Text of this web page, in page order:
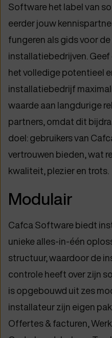
Software het label van
eerder jouw
fungeren als gids voor
installatiebedrijven. Geef
het volledige potentieel
installatiebedrijf
waarde aan langdurige
partners, omdat dit
doel: gebruikers van
vertrouwen bieden, wat
kwaliteit, plezier en trots.
Modulair
Cafca Software biedt
unieke alles-in-één
structuur, waardoor de
controle heeft over zijn
is opgebouwd uit zes
installateur zijn eigen
Offertes & facturen,